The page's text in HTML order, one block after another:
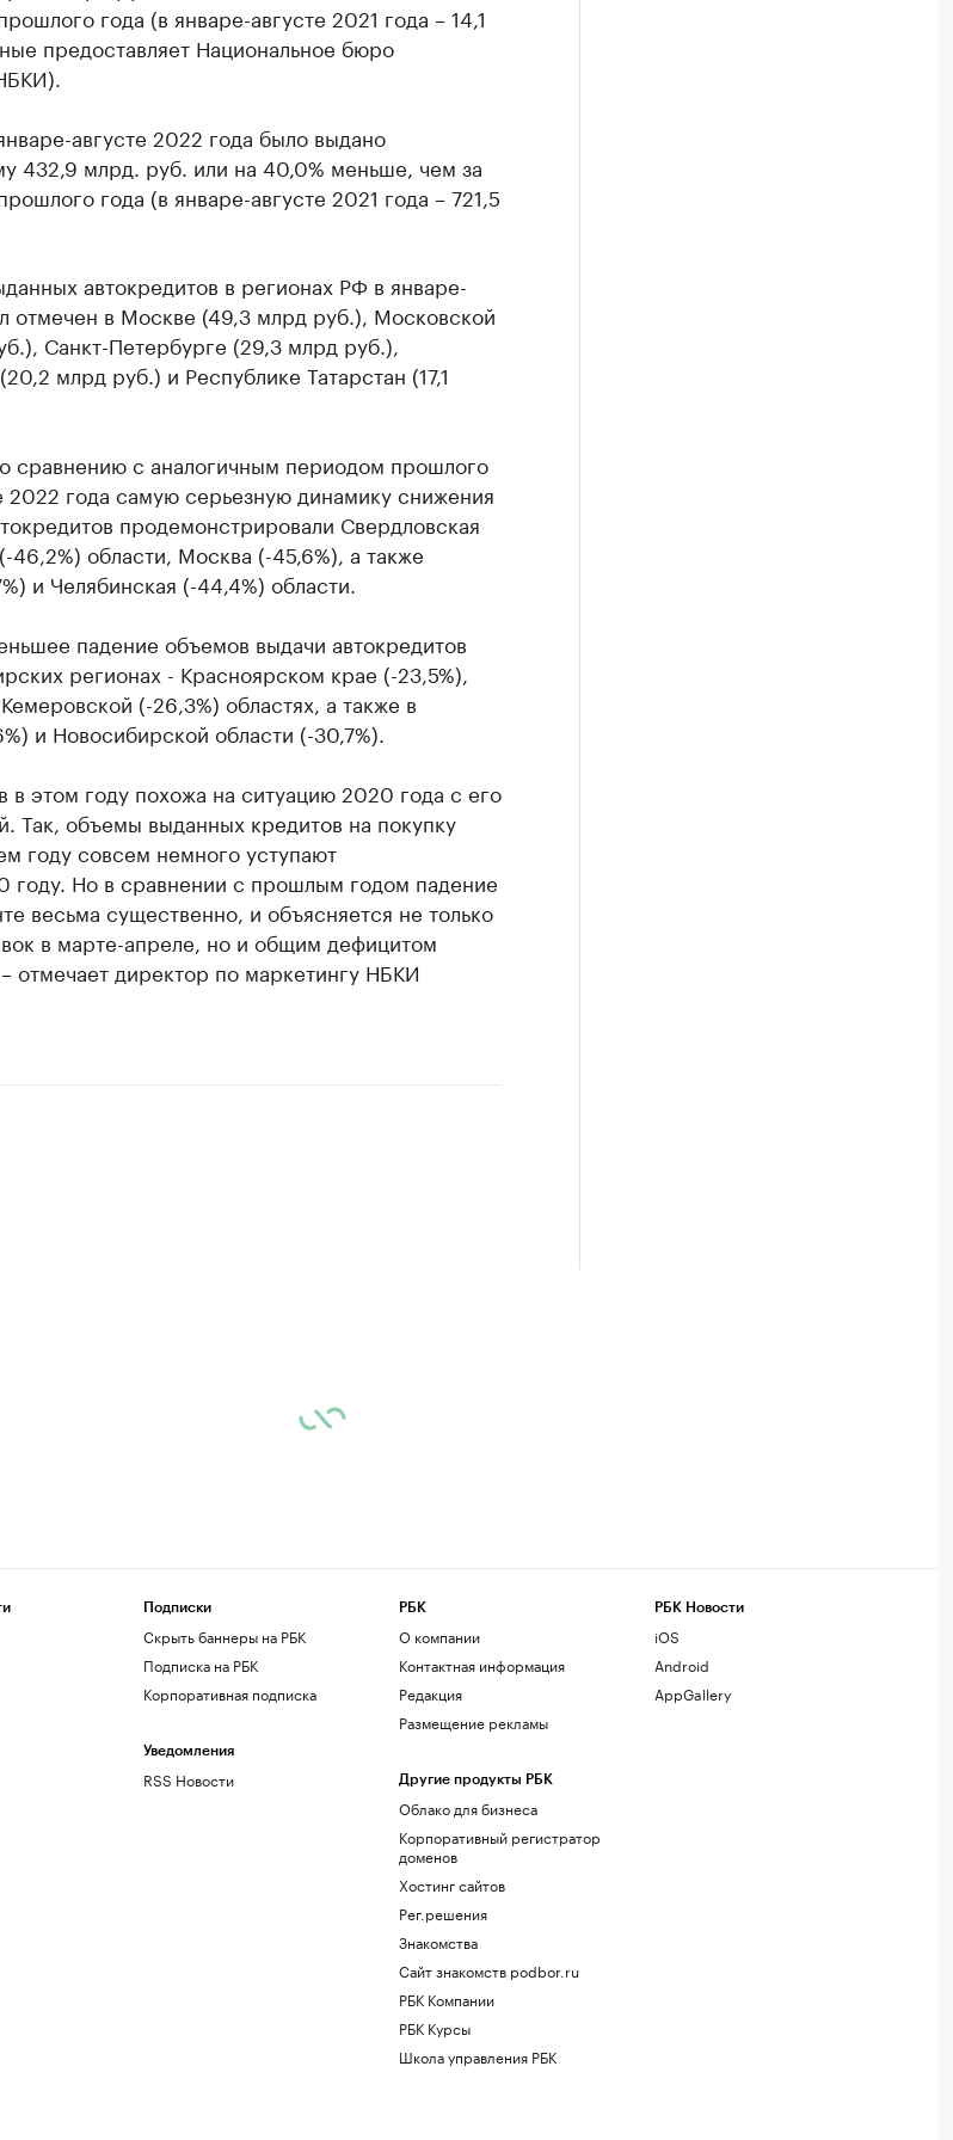
года (в январе-августе 2021 года – 14,1
предоставляет Национальное бюро
августе 2022 года было выдано
432,9 млрд. руб. или на 40,0% меньше, чем за
года (в январе-августе 2021 года – 721,5
автокредитов в регионах РФ в январе-
отмечен в Москве (49,3 млрд руб.), Московской
Санкт-Петербурге (29,3 млрд руб.),
млрд руб.) и Республике Татарстан (17,1
сравнению с аналогичным периодом прошлого
2022 года самую серьезную динамику снижения
продемонстрировали Свердловская
46,2%) области, Москва (-45,6%), а также
и Челябинская (-44,4%) области.
падение объемов выдачи автокредитов
регионах - Красноярском крае (-23,5%),
(-26,3%) областях, а также в
и Новосибирской области (-30,7%).
в этом году похожа на ситуацию 2020 года с его
Так, объемы выданных кредитов на покупку
году совсем немного уступают
году. Но в сравнении с прошлым годом падение
весьма существенно, и объясняется не только
в марте-апреле, но и общим дефицитом
отмечает директор по маркетингу НБКИ
Подписки
Скрыть баннеры на РБК
Подписка на РБК
Корпоративная подписка
Уведомления
RSS Новости
РБК
О компании
Контактная информация
Редакция
Размещение рекламы
Другие продукты РБК
Облако для бизнеса
Корпоративный регистратор
доменов
Хостинг сайтов
Рег.решения
Знакомства
Сайт знакомств podbor.ru
РБК Компании
РБК Курсы
Школа управления РБК
РБК Новости
iOS
Android
AppGallery